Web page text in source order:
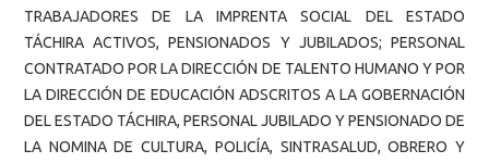
TRABAJADORES DE LA IMPRENTA SOCIAL DEL ESTADO
TÁCHIRA ACTIVOS, PENSIONADOS Y JUBILADOS; PERSONAL
CONTRATADO POR LA DIRECCIÓN DE TALENTO HUMANO Y POR
LA DIRECCIÓN DE EDUCACIÓN ADSCRITOS A LA GOBERNACIÓN
DEL ESTADO TÁCHIRA, PERSONAL JUBILADO Y PENSIONADO DE
LA NOMINA DE CULTURA, POLICÍA, SINTRASALUD, OBRERO Y